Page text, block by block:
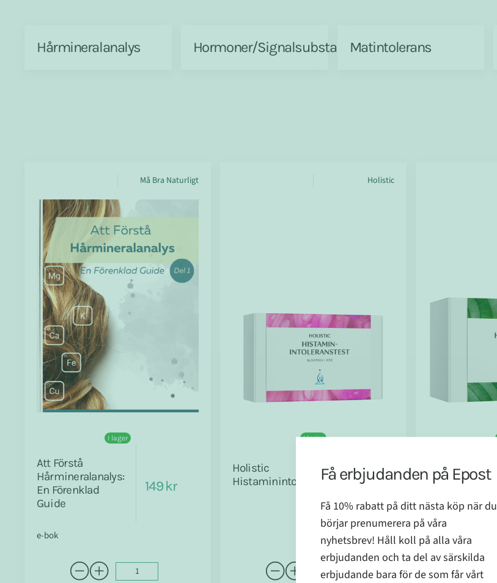
Hårmineralanalys Hormoner/SignalsubstanserMatintolerans
Må Bra Naturligt
I lager
Att Förstå
Hårmineralanalys:
En Förenklad
Guide
149 kr
e-bok
Holistic
I lager
Holistic
Histaminintoleranstest
774 kr
Hormontest
Få erbjudanden på Epost
Få 10% rabatt på ditt nästa köp när du
börjar prenumerera på våra
nyhetsbrev! Håll koll på alla våra
erbjudanden och ta del av särskilda
erbjudande bara för de som får vårt